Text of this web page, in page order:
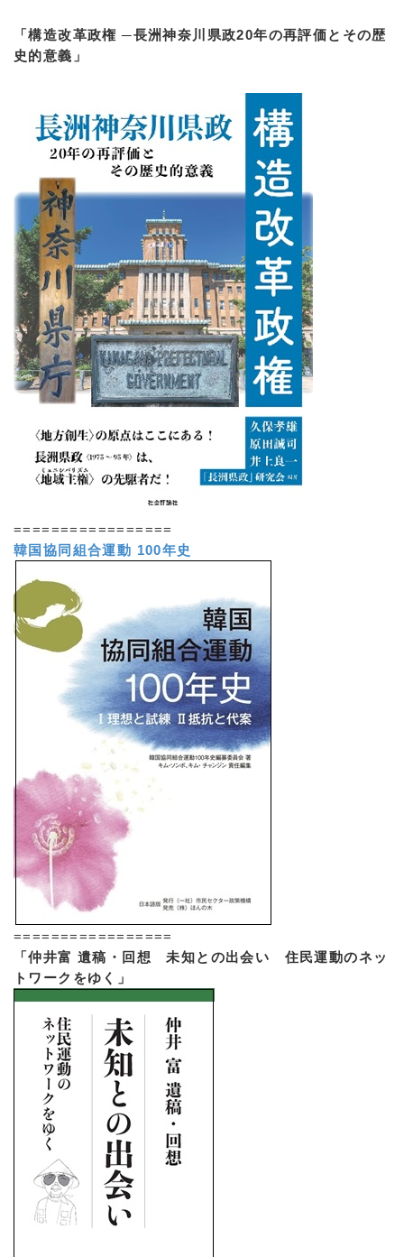
「構造改革政権 ─長洲神奈川県政20年の再評価とその歴
史的意義」
=================
韓国協同組合運動 100年史
=================
「仲井富 遺稿・回想 未知との出会い 住民運動のネッ
トワークをゆく」